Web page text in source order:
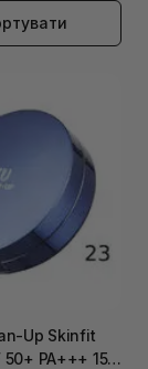
Up Skinfit
PA+++ 15 г